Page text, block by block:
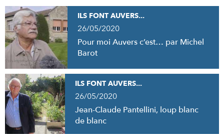
ILS FONT AUVERS...
26/05/2020
Pour moi Auvers c’est… par Michel
Barot
ILS FONT AUVERS...
26/05/2020
Jean-Claude Pantellini, loup blanc
de blanc